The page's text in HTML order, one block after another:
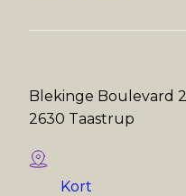
Blekinge Boulevard 2
2630 Taastrup
Kort